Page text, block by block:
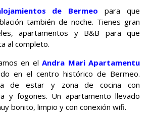
de Bermeo para que
también de noche. Tienes gran
apartamentos y B&B para que
al completo.
en elAndra Mari Apartamentu
en el centro histórico de Bermeo.
de estar y zona de cocina con
y fogones. Un apartamento llevado
bonito, limpio y con conexión wifi.